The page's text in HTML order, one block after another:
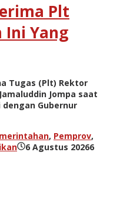
Plt
Ini Yang
Tugas (Plt) Rektor
Jompa saat
Gubernur
, Pemprov,
6 Agustus 20266